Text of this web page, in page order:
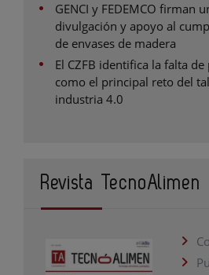
GENCI y FEDEMCO firman
divulgación y apoyo al
de envases de madera
El CZFB identifica la falta
como el principal reto del
industria 4.0
Revista TecnoAlimen